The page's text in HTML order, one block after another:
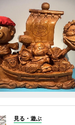
見る・遊ぶ